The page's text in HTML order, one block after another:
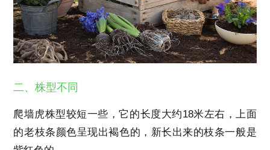
二、株型不同
爬墙虎株型较短一些，它的长度大约18米左右，上面
的老枝条颜色呈现出褐色的，新长出来的枝条一般是